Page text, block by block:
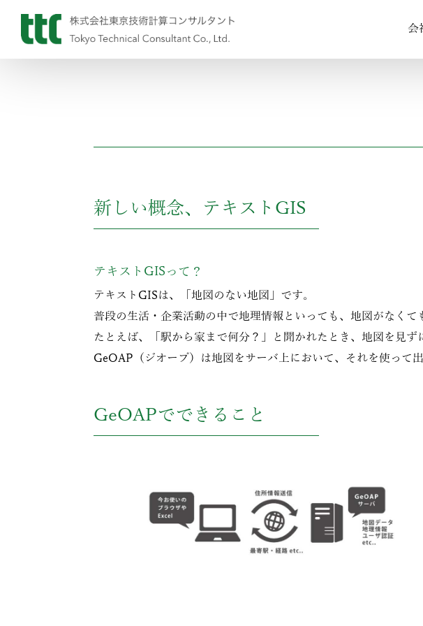
会
新しい概念、テキストGIS
テキストGISって？
テキストGISは、「地図のない地図」です。
普段の生活・企業活動の中で地理情報といっても、地図がなくて
たとえば、「駅から家まで何分？」と聞かれたとき、地図を見
GeOAP（ジオープ）は地図をサーバ上において、それを使って
GeOAPでできること